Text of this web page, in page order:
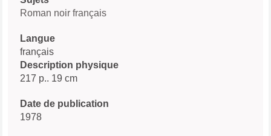
Roman noir français
Langue
français
Description physique
217 p.. 19 cm
Date de publication
1978